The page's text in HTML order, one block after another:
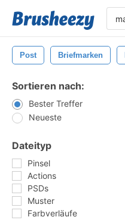
Post Briefmarken
Sortieren nach:
Bester Treffer
Neueste
Dateityp
Pinsel
Actions
PSDs
Muster
Farbverläufe